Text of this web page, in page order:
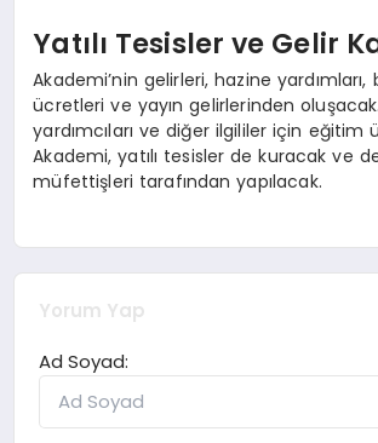
Yatılı Tesisler ve Gelir
Akademi’nin gelirleri, hazine yardımları,
ücretleri ve yayın gelirlerinden
yardımcıları ve diğer ilgililer için eğitim
Akademi, yatılı tesisler de kuracak ve
müfettişleri tarafından yapılacak.
Yorum Yap
Ad Soyad: